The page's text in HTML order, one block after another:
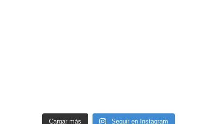
Cargar más Seguir en Instagram